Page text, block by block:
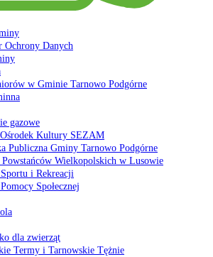
Ochrony Danych
w Gminie Tarnowo Podgórne
gazowe
Kultury SEZAM
Publiczna Gminy Tarnowo Podgórne
Powstańców Wielkopolskich w Lusowie
i Rekreacji
Społecznej
dla zwierząt
Termy i Tarnowskie Tężnie